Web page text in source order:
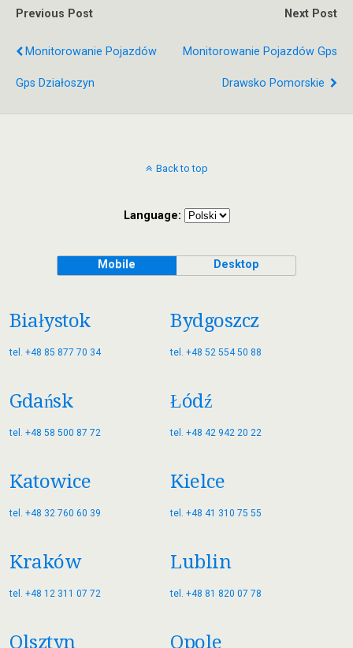
Previous Post
Monitorowanie Pojazdów
Gps Działoszyn
Next Post
Monitorowanie Pojazdów Gps
Drawsko Pomorskie
Back to top
Language:
Mobile Desktop
Białystok
tel. +48 85 877 70 34
Bydgoszcz
tel. +48 52 554 50 88
Gdańsk
tel. +48 58 500 87 72
Łódź
tel. +48 42 942 20 22
Katowice
tel. +48 32 760 60 39
Kielce
tel. +48 41 310 75 55
Kraków
tel. +48 12 311 07 72
Lublin
tel. +48 81 820 07 78
Olsztyn Opole